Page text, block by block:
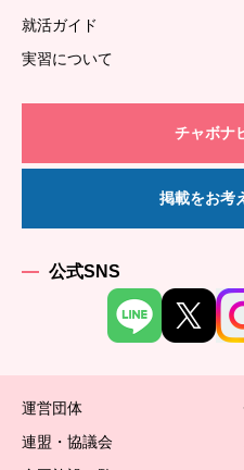
就活ガイド
実習について
チャボナ
掲載をお考
公式SNS
運営団体
連盟・協議会